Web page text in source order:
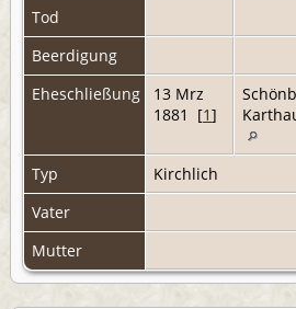
Tod
Beerdigung
Eheschließung
13 Mrz
1881 [1]
Typ
Kirchlich
Vater
Mutter